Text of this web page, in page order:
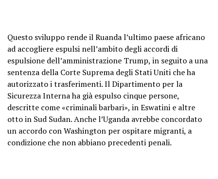
Questo sviluppo rende il Ruanda l’ultimo paese africano
ad accogliere espulsi nell’ambito degli accordi di
espulsione dell’amministrazione Trump, in seguito a una
sentenza della Corte Suprema degli Stati Uniti che ha
autorizzato i trasferimenti. Il Dipartimento per la
Sicurezza Interna ha già espulso cinque persone,
descritte come «criminali barbari», in Eswatini e altre
otto in Sud Sudan. Anche l’Uganda avrebbe concordato
un accordo con Washington per ospitare migranti, a
condizione che non abbiano precedenti penali.